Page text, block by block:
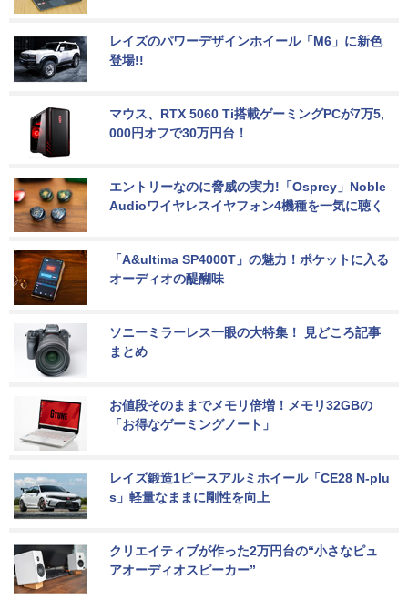
レイズのパワーデザインホイール「M6」に新色
登場!!
マウス、RTX 5060 Ti搭載ゲーミングPCが7万5,
000円オフで30万円台！
エントリーなのに脅威の実力!「Osprey」Noble
Audioワイヤレスイヤフォン4機種を一気に聴く
「A&ultima SP4000T」の魅力！ポケットに入る
オーディオの醍醐味
ソニーミラーレス一眼の大特集！ 見どころ記事
まとめ
お値段そのままでメモリ倍増！メモリ32GBの
「お得なゲーミングノート」
レイズ鍛造1ピースアルミホイール「CE28 N-plu
s」軽量なままに剛性を向上
クリエイティブが作った2万円台の“小さなピュ
アオーディオスピーカー”